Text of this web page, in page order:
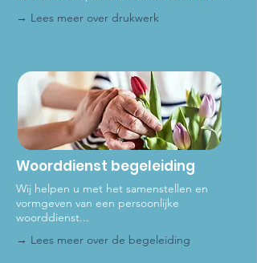
→ Lees meer over drukwerk
Woorddienst begeleiding
Wij helpen u met het samenstellen en
vormgeven van een persoonlijke
woorddienst...
→ Lees meer over de begeleiding